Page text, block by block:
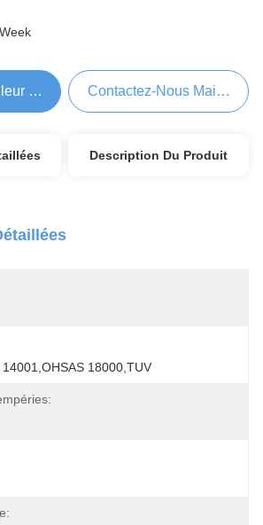
Prix Contactez-Nous Maintenant
Description Du Produit
18000,TUV